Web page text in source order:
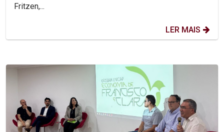
Fritzen,...
LER MAIS